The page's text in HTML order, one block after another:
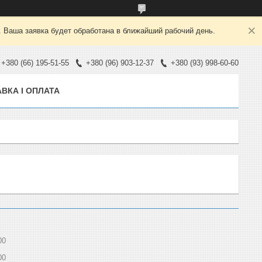
заявка будет обработана в ближайший рабочий день.
+380 (66) 195-51-55 +380 (96) 903-12-37 +380 (93) 998-60-60
І ОПЛАТА